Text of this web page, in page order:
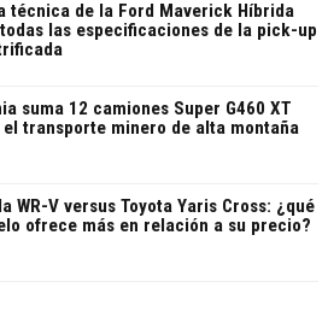
técnica de la Ford Maverick Híbrida
las especificaciones de la pick-up
suma 12 camiones Super G460 XT
el transporte minero de alta montaña
WR-V versus Toyota Yaris Cross: ¿qué
ofrece más en relación a su precio?